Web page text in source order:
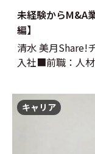
未経験からM&A
編】
清水 美月Share!
入社■前職：人
キャリア